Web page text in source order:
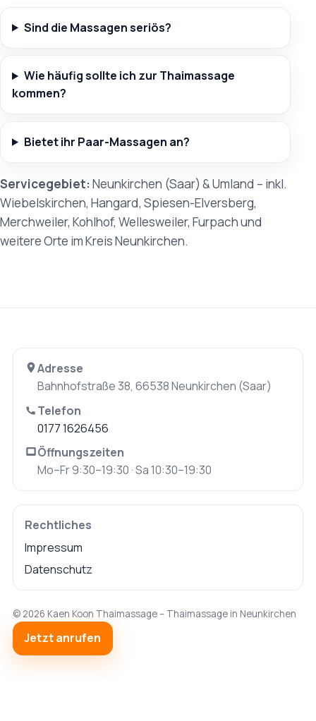
Sind die Massagen seriös?
Wie häufig sollte ich zur Thaimassage
kommen?
Bietet ihr Paar-Massagen an?
Servicegebiet:Neunkirchen (Saar) & Umland – inkl.
Wiebelskirchen, Hangard, Spiesen-Elversberg,
Merchweiler, Kohlhof, Wellesweiler, Furpach und
weitere Orte im Kreis Neunkirchen.
Adresse
Bahnhofstraße 38, 66538 Neunkirchen (Saar)
Telefon
0177 1626456
Öffnungszeiten
Mo–Fr 9:30–19:30 · Sa 10:30–19:30
Rechtliches
Impressum
Datenschutz
© 2026 Kaen Koon Thaimassage – Thaimassage in Neunkirchen
Jetzt anrufen